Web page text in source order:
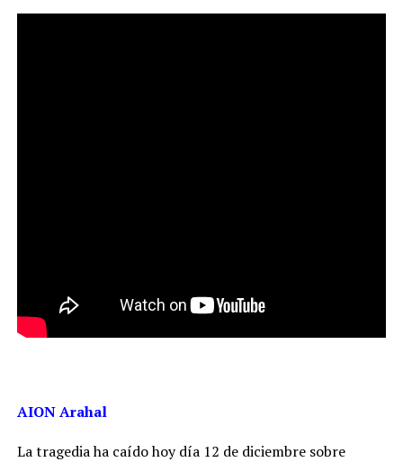
AION Arahal
La tragedia ha caído hoy día 12 de diciembre sobre